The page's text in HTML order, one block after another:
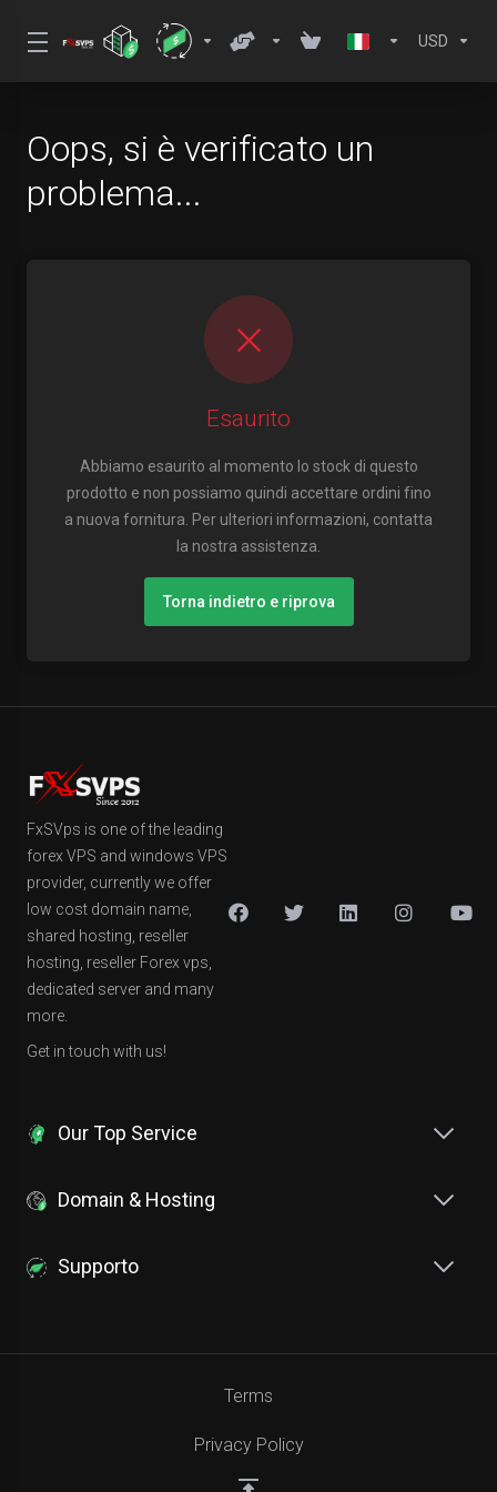
USD
Oops, si è verificato un
problema...
Esaurito
Abbiamo esaurito al momento lo stock di questo
prodotto e non possiamo quindi accettare ordini fino
a nuova fornitura. Per ulteriori informazioni, contatta
la nostra assistenza.
Torna indietro e riprova
FxSVps is one of the leading
forex VPS and windows VPS
provider, currently we offer
low cost domain name,
shared hosting, reseller
hosting, reseller Forex vps,
dedicated server and many
more.
Get in touch with us!
Our Top Service
Domain & Hosting
Supporto
Terms
Privacy Policy